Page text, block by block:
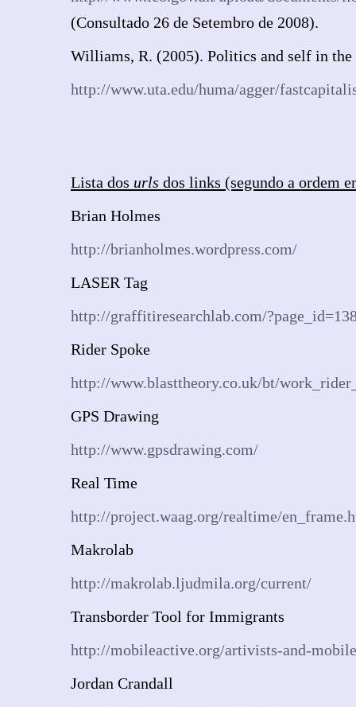
(Consultado 26 de Setembro de 2008).
Williams, R. (2005). Politics and self in
http://www.uta.edu/huma/agger/
Lista dos urls dos links (segundo a ordem
Brian Holmes
http://brianholmes.wordpress.com/
LASER Tag
http://graffitiresearchlab.com/
Rider Spoke
http://www.blasttheory.co.uk/bt/
GPS Drawing
http://www.gpsdrawing.com/
Real Time
http://project.waag.org/realtime/
Makrolab
http://makrolab.ljudmila.org/current/
Transborder Tool for Immigrants
http://mobileactive.org/artivists-and-
Jordan Crandall